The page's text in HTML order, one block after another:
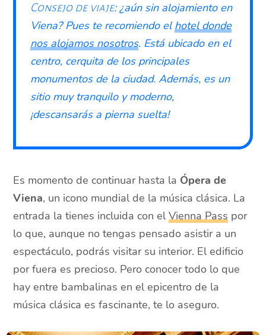
Consejo de viaje: ¿aún sin alojamiento en
Viena? Pues te recomiendo elhotel donde
nos alojamos nosotros. Está ubicado en el
centro, cerquita de los principales
monumentos de la ciudad. Además, es un
sitio muy tranquilo y moderno,
¡descansarás a pierna suelta!
Es momento de continuar hasta la Ópera de
Viena, un icono mundial de la música clásica. La
entrada la tienes incluida con elVienna Pass por
lo que, aunque no tengas pensado asistir a un
espectáculo, podrás visitar su interior. El edificio
por fuera es precioso. Pero conocer todo lo que
hay entre bambalinas en el epicentro de la
música clásica es fascinante, te lo aseguro.